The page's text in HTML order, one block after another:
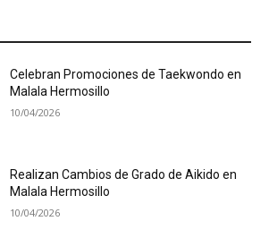
Celebran Promociones de Taekwondo en
Malala Hermosillo
10/04/2026
Realizan Cambios de Grado de Aikido en
Malala Hermosillo
10/04/2026